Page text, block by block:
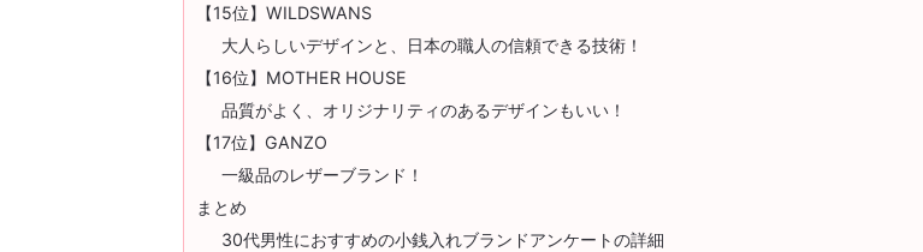
【15位】WILDSWANS
大人らしいデザインと、日本の職人の信頼できる技術！
【16位】MOTHER HOUSE
品質がよく、オリジナリティのあるデザインもいい！
【17位】GANZO
一級品のレザーブランド！
まとめ
30代男性におすすめの小銭入れブランドアンケートの詳細